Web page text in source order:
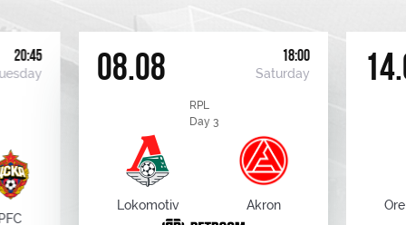
20:45 08.08 18:00
Saturday
RPL
Day 3
Lokomotiv Akron